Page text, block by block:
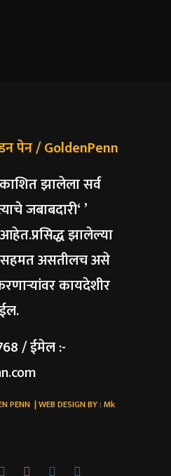
पेन / GoldenPenn
झालेला सर्व
जबाबदारी‘ ’
झालेल्या
असतीलच असे
कायदेशीर
/ ईमेल :-
PENN | WEB DESIGN BY :Mk